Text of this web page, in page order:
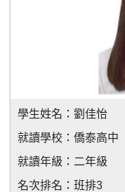
學生姓名： 劉佳怡
就讀學校： 僑泰高中
就讀年級： 二年級
名次排名： 班排3